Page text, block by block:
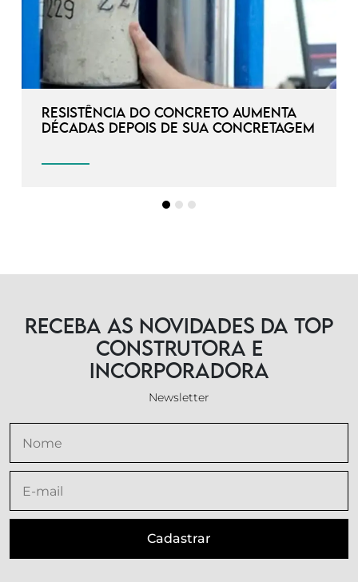
Resistência do concreto aumenta
décadas depois de sua concretagem
Receba as novidades da TOP
Construtora e
Incorporadora
Newsletter